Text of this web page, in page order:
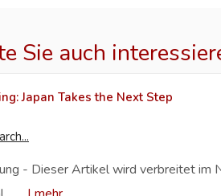
Sie auch
Japan Takes the Next Step
- Dieser Artikel wird verbreitet im